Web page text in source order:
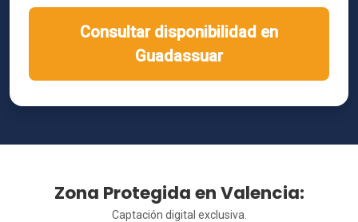
Consultar disponibilidad en
Guadassuar
Zona Protegida en Valencia:
Captación digital exclusiva.